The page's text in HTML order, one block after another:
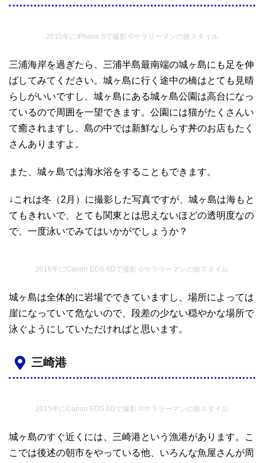
2015年にiPhone 6で撮影 ©サラリーマンの旅スタイル
三浦海岸を過ぎたら、三浦半島最南端の城ヶ島にも足を伸
ばしてみてください。城ヶ島に行く途中の橋はとても見晴
らしがいいですし、城ヶ島にある城ヶ島公園は高台になっ
ているので周囲を一望できます。公園には猫がたくさんい
て癒されますし、島の中では新鮮なしらす丼のお店もたく
さんありますよ。
また、城ヶ島では海水浴をすることもできます。
↓これは冬（2月）に撮影した写真ですが、城ヶ島は海もと
てもきれいで、とても関東とは思えないほどの透明度なの
で、一度泳いでみてはいかがでしょうか？
2016年にCanon EOS 6Dで撮影 ©サラリーマンの旅スタイル
城ヶ島は全体的に岩場でできていますし、場所によっては
崖になっていて危ないので、段差の少ない穏やかな場所で
泳ぐようにしていただければと思います。
三崎港
2015年にCanon EOS 6Dで撮影 ©サラリーマンの旅スタイル
城ヶ島のすぐ近くには、三崎港という漁港があります。こ
こでは後述の朝市をやっている他、いろんな魚屋さんが周